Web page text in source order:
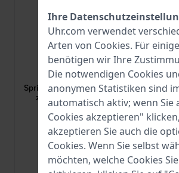
HWG
PUSHPIN-30MM-Z-1,80
Spring bars - 1.8 mm diameter Set mit
zwei 30/1,8 mm silberfarbenen
Druckstiften
2,50 €
● Auf Lager
Vergleichen
Ihre
Uhr.com verwendet
Arten von Cookies. Für
benötigen wir Ihre
Die notwendigen Cookies
anonymen Statistiken sind
automatisch aktiv; wenn Sie
Cookies akzeptieren" klicken,
akzeptieren Sie auch die
Cookies. Wenn Sie selbst
möchten, welche Cookies Sie